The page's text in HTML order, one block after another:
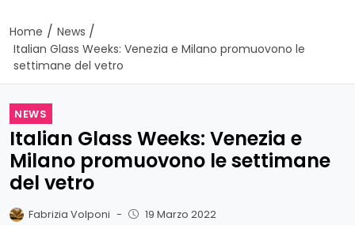
Home / News /
Italian Glass Weeks: Venezia e Milano promuovono le
settimane del vetro
NEWS
Italian Glass Weeks: Venezia e
Milano promuovono le settimane
del vetro
Fabrizia Volponi - 19 Marzo 2022